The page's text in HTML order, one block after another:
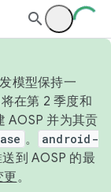
模型保持一
在第 2 季度和
AOSP 并为其贡
。
android-
到 AOSP 的最
更。